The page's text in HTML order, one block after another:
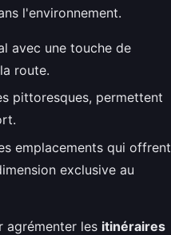
l'environnement.
avec une touche de
route.
pittoresques, permettent
emplacements qui offrent
exclusive au
agrémenter les itinéraires